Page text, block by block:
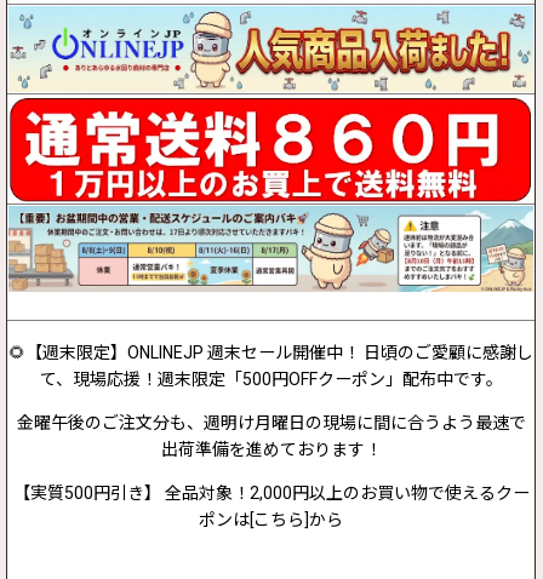
🌻【週末限定】ONLINEJP 週末セール開催中！ 日頃のご愛顧に感謝し
て、現場応援！週末限定「500円OFFクーポン」配布中です。
金曜午後のご注文分も、週明け月曜日の現場に間に合うよう最速で
出荷準備を進めております！
【実質500円引き】 全品対象！2,000円以上のお買い物で使えるクー
ポンは[こちら]から